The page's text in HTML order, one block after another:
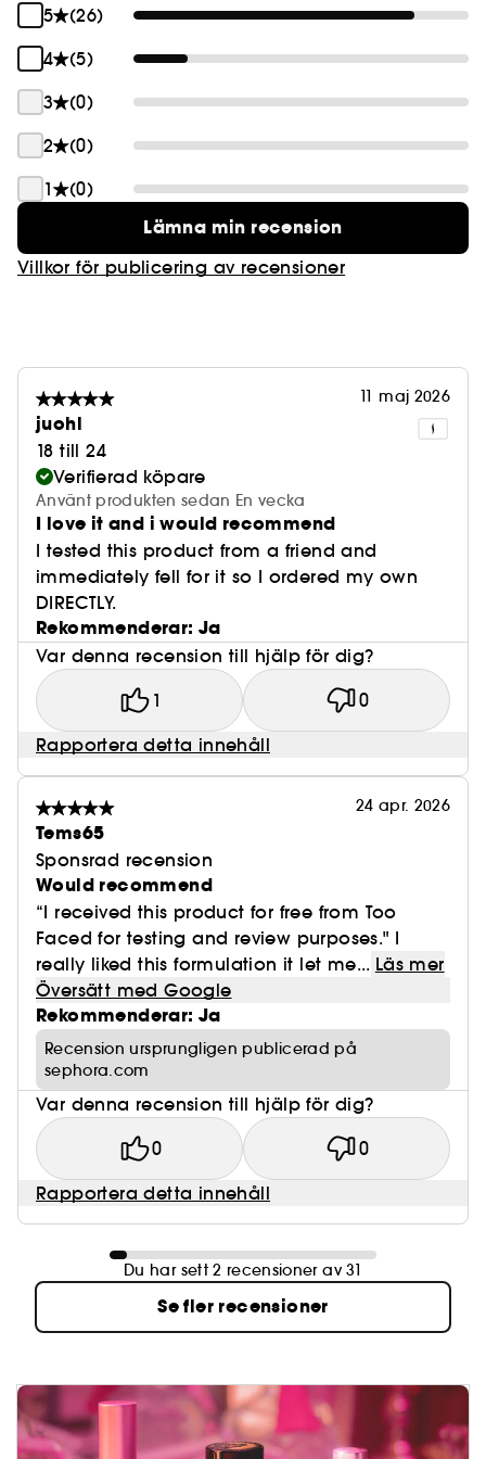
5
(26)
4
(5)
3
(0)
2
(0)
1
(0)
Lämna min recension
Villkor för publicering av recensioner
11 maj 2026
juohl
18 till 24
Verifierad köpare
Använt produkten sedan En vecka
I love it and i would recommend
I tested this product from a friend and
immediately fell for it so I ordered my own
DIRECTLY.
Rekommenderar: Ja
Var denna recension till hjälp för dig?
1 0
Rapportera detta innehåll
24 apr. 2026
Tems65
Sponsrad recension
Would recommend
“I received this product for free from Too
Faced for testing and review purposes." I
really liked this formulation it let me... Läs mer
Översätt med Google
Rekommenderar: Ja
Recension ursprungligen publicerad på
sephora.com
Var denna recension till hjälp för dig?
0 0
Rapportera detta innehåll
Du har sett 2 recensioner av 31
Se fler recensioner